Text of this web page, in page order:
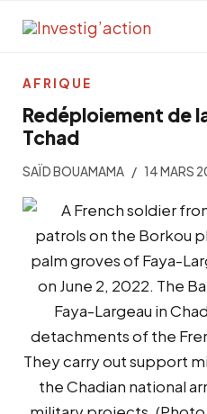
Redéploiement de
Tchad
SAÏD BOUAMAMA 14 MARS
AFRIQUE